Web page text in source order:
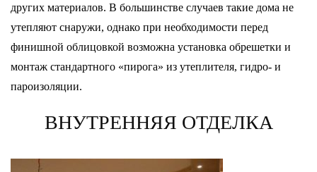
других материалов. В большинстве случаев такие дома не
утепляют снаружи, однако при необходимости перед
финишной облицовкой возможна установка обрешетки и
монтаж стандартного «пирога» из утеплителя, гидро- и
пароизоляции.
ВНУТРЕННЯЯ ОТДЕЛКА